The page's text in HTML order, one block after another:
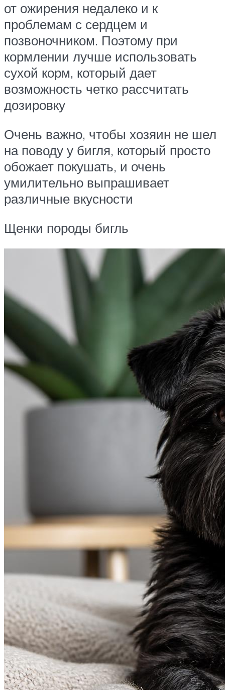
от ожирения недалеко и к
проблемам с сердцем и
позвоночником. Поэтому при
кормлении лучше использовать
сухой корм, который дает
возможность четко рассчитать
дозировку
Очень важно, чтобы хозяин не шел
на поводу у бигля, который просто
обожает покушать, и очень
умилительно выпрашивает
различные вкусности
Щенки породы бигль